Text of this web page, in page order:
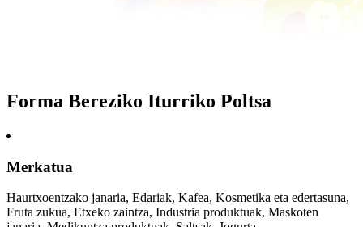
Forma Bereziko Iturriko Poltsa
Merkatua
Haurtxoentzako janaria, Edariak, Kafea, Kosmetika eta edertasuna,
Fruta zukua, Etxeko zaintza, Industria produktuak, Maskoten